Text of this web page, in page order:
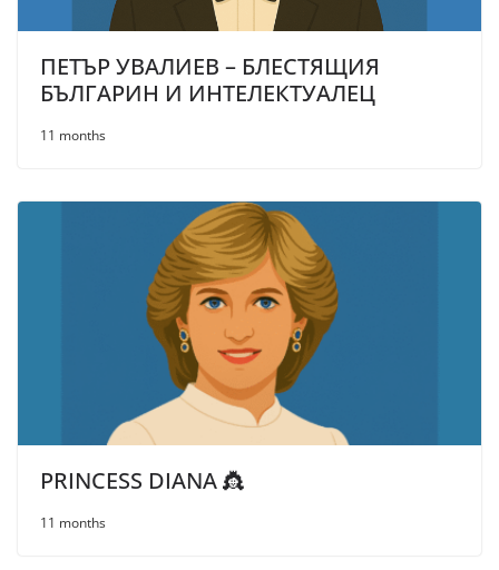
ПЕТЪР УВАЛИЕВ – БЛЕСТЯЩИЯ
БЪЛГАРИН И ИНТЕЛЕКТУАЛЕЦ
11 months
PRINCESS DIANA 👸
11 months